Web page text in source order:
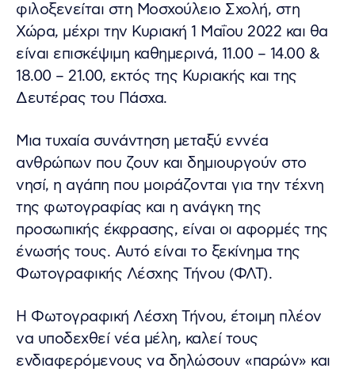
φιλοξενείται στη Μοσχούλειο Σχολή, στη
Χώρα, μέχρι την Κυριακή 1 Μαΐου 2022 και θα
είναι επισκέψιμη καθημερινά, 11.00 – 14.00 &
18.00 – 21.00, εκτός της Κυριακής και της
Δευτέρας του Πάσχα.
Μια τυχαία συνάντηση μεταξύ εννέα
ανθρώπων που ζουν και δημιουργούν στο
νησί, η αγάπη που μοιράζονται για την τέχνη
της φωτογραφίας και η ανάγκη της
προσωπικής έκφρασης, είναι οι αφορμές της
ένωσής τους. Αυτό είναι το ξεκίνημα της
Φωτογραφικής Λέσχης Τήνου (ΦΛΤ).
Η Φωτογραφική Λέσχη Τήνου, έτοιμη πλέον
να υποδεχθεί νέα μέλη, καλεί τους
ενδιαφερόμενους να δηλώσουν «παρών» και